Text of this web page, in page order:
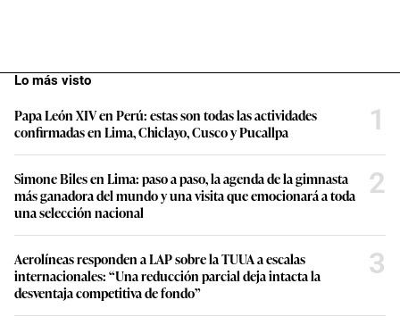
Lo más visto
Papa León XIV en Perú: estas son todas las actividades
confirmadas en Lima, Chiclayo, Cusco y Pucallpa
1
Simone Biles en Lima: paso a paso, la agenda de la gimnasta
más ganadora del mundo y una visita que emocionará a toda
una selección nacional
2
Aerolíneas responden a LAP sobre la TUUA a escalas
internacionales: “Una reducción parcial deja intacta la
desventaja competitiva de fondo”
3